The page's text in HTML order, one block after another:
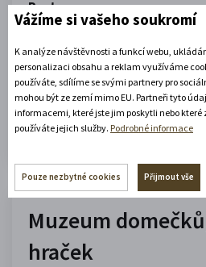
Portmoneum
(platné od 1. 5. 2026 do 30. 9.
Zobrazit celou otevírací dobu
Muzeum
hraček
Vážíme si vašeho soukromí
K analýze návštěvnosti a funkcí webu,
personalizaci obsahu a reklam využíváme
používáte, sdílíme se svými partnery pro
mohou být ze zemí mimo EU. Partneři tyto
informacemi, které jste jim poskytli nebo které
používáte jejich služby. Podrobné informace
Pouze nezbytné cookies Přijmout vše